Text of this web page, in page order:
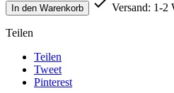
In den Warenkorb Versand: 1-2
Teilen
Teilen
Tweet
Pinterest